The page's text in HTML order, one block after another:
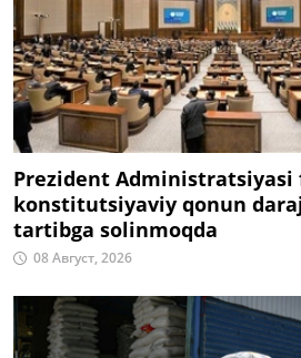
Prezident
konstitutsiyaviy qonun
tartibga solinmoqda
08 Август, 2026